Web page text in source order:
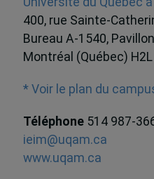
400, rue Sainte-
Bureau A-1540,
Montréal (Québec) H2L
* Voir le plan du
Téléphone 514 987-
ieim@uqam.ca
www.uqam.ca